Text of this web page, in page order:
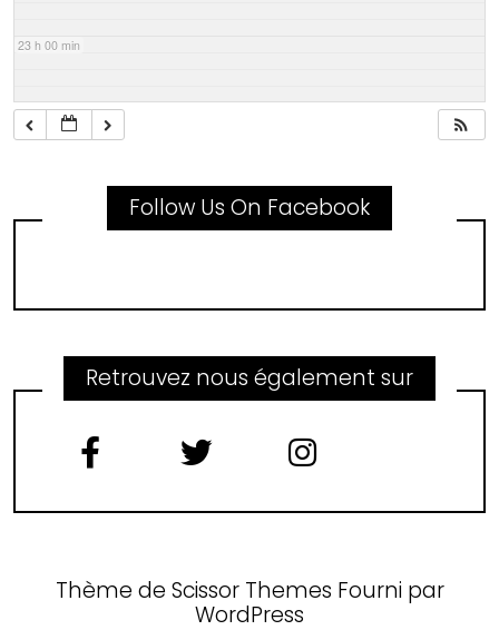
23 h 00 min
Follow Us On Facebook
Retrouvez nous également sur
Thème de Scissor Themes Fourni par
WordPress